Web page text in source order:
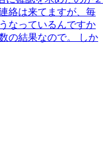
絡は来てますが、毎
なっているんですか
の結果なので。 しか